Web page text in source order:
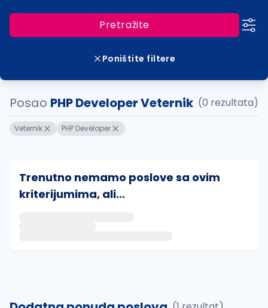
Pretražite
Poništite filtere
Posao PHP Developer Veternik (0 rezultata)
Veternik PHP Developer
Trenutno nemamo poslove sa ovim
kriterijumima, ali...